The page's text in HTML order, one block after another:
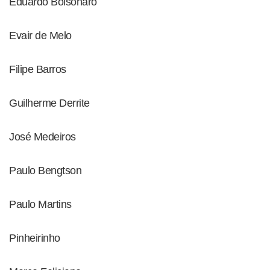
Evair de Melo
Filipe Barros
Guilherme Derrite
José Medeiros
Paulo Bengtson
Paulo Martins
Pinheirinho